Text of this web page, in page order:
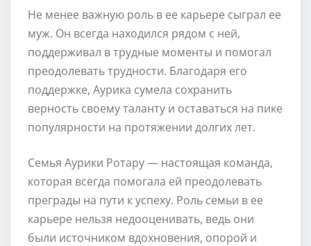
Не менее важную роль в ее карьере сыграл ее
муж. Он всегда находился рядом с ней,
поддерживал в трудные моменты и помогал
преодолевать трудности. Благодаря его
поддержке, Аурика сумела сохранить
верность своему таланту и оставаться на пике
популярности на протяжении долгих лет.
Семья Аурики Ротару — настоящая команда,
которая всегда помогала ей преодолевать
преграды на пути к успеху. Роль семьи в ее
карьере нельзя недооценивать, ведь они
были источником вдохновения, опорой и